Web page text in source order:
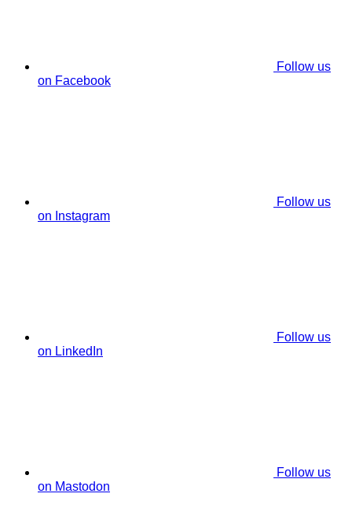
Follow us
on Facebook
Follow us
on Instagram
Follow us
on LinkedIn
Follow us
on Mastodon